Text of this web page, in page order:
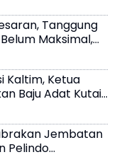
Tanggung
Maksimal,
Kaltim, Ketua
Baju Adat Kutai
Jembatan
Pelindo